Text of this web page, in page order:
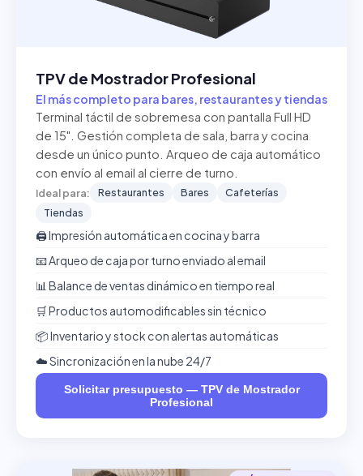
TPV de Mostrador Profesional
El más completo para bares, restaurantes y tiendas
Terminal táctil de sobremesa con pantalla Full HD
de 15". Gestión completa de sala, barra y cocina
desde un único punto. Arqueo de caja automático
con envío al email al cierre de turno.
Ideal para: Restaurantes Bares
Cafeterías
Tiendas
🖨️ Impresión automática en cocina y barra
📧 Arqueo de caja por turno enviado al email
📊 Balance de ventas dinámico en tiempo real
🛒 Productos automodificables sin técnico
📦 Inventario y stock con alertas automáticas
☁️ Sincronización en la nube 24/7
Solicitar presupuesto — TPV de Mostrador
Profesional